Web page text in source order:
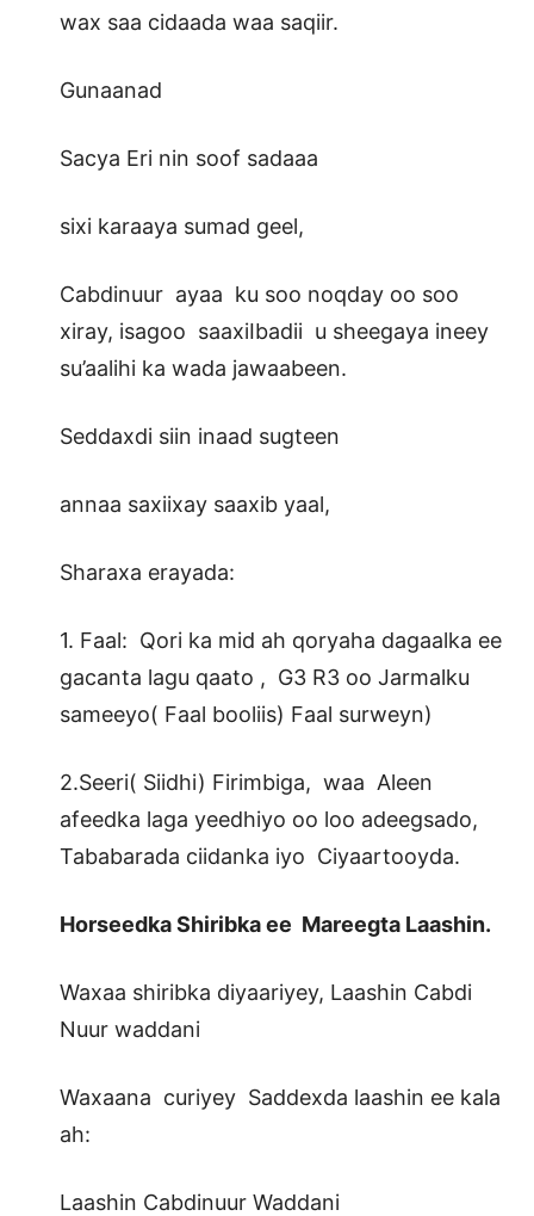
wax saa cidaada waa saqiir.
Gunaanad
Sacya Eri nin soof sadaaa
sixi karaaya sumad geel,
Cabdinuur ayaa ku soo noqday oo soo
xiray, isagoo saaxiIbadii u sheegaya ineey
su’aalihi ka wada jawaabeen.
Seddaxdi siin inaad sugteen
annaa saxiixay saaxib yaal,
Sharaxa erayada:
1. Faal: Qori ka mid ah qoryaha dagaalka ee
gacanta lagu qaato , G3 R3 oo Jarmalku
sameeyo( Faal booliis) Faal surweyn)
2.Seeri( Siidhi) Firimbiga, waa Aleen
afeedka laga yeedhiyo oo loo adeegsado,
Tababarada ciidanka iyo Ciyaartooyda.
Horseedka Shiribka ee Mareegta Laashin.
Waxaa shiribka diyaariyey, Laashin Cabdi
Nuur waddani
Waxaana curiyey Saddexda laashin ee kala
ah:
Laashin Cabdinuur Waddani